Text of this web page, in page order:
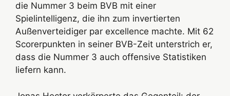
die Nummer 3 beim BVB mit einer
Spielintelligenz, die ihn zum invertierten
Außenverteidiger par excellence machte. Mit 62
Scorerpunkten in seiner BVB-Zeit unterstrich er,
dass die Nummer 3 auch offensive Statistiken
liefern kann.